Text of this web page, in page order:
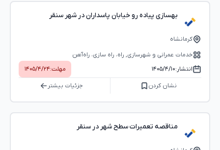
بهسازی پیاده رو خیابان پاسداران در شهر سنقر
کرمانشاه
خدمات عمرانی و شهرسازی, راه، راه‌ سازی، راه‌آهن
انتشار:۱۴۰۵/۴/۱۰ مهلت:۱۴۰۵/۴/۲۴
نشان کردن جزئیات بیشتر
مناقصه تعمیرات سطح شهر در سنقر